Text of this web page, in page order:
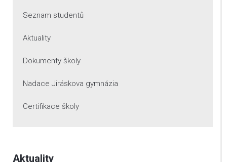
Seznam studentů
Aktuality
Dokumenty školy
Nadace Jiráskova gymnázia
Certifikace školy
Aktuality